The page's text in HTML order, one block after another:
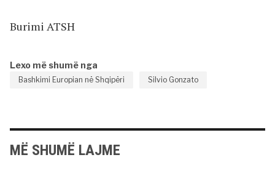
Burimi ATSH
Lexo më shumë nga
Bashkimi Europian në Shqipëri Silvio Gonzato
MË SHUMË LAJME